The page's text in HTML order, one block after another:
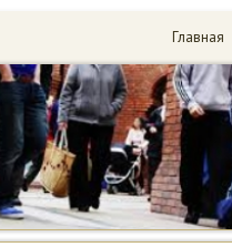
Главная